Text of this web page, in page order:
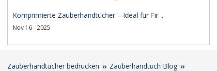
Komprimierte Zauberhandtücher – Ideal für Fir ..
Nov 16 - 2025
Zauberhandtücher bedrucken
Zauberhandtuch Blog